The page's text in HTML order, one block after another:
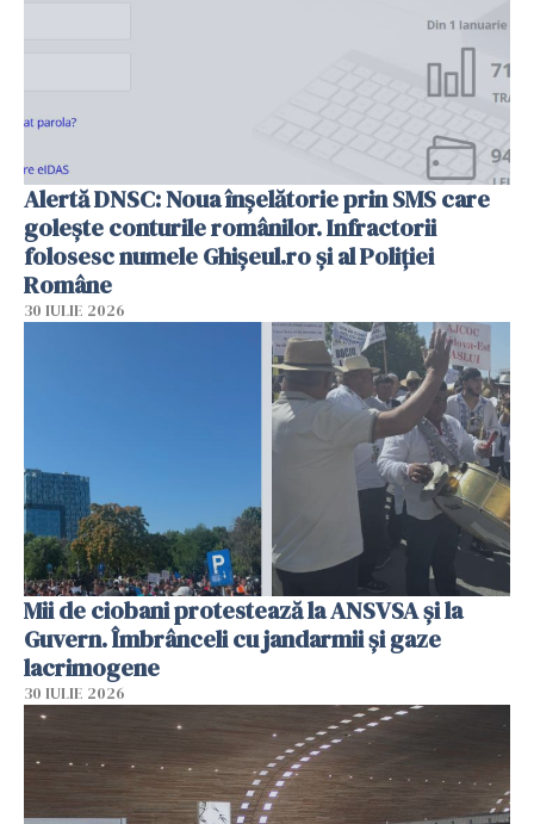
Alertă DNSC: Noua înșelătorie prin SMS care
golește conturile românilor. Infractorii
folosesc numele Ghișeul.ro și al Poliției
Române
30 IULIE 2026
Mii de ciobani protestează la ANSVSA și la
Guvern. Îmbrânceli cu jandarmii și gaze
lacrimogene
30 IULIE 2026